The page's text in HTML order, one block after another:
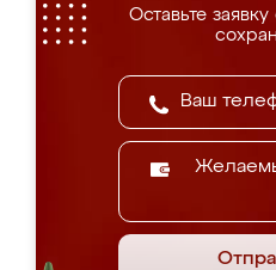
Оставьте